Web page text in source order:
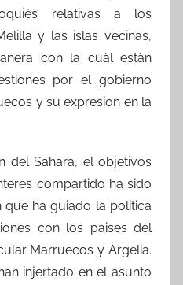
relativas a los
y las islas vecinas,
con la cuàl estàn
por el gobierno
y su expresion en la
del Sahara, el objetivos
compartido ha sido
ha guiado la politica
con los paises del
Marruecos y Argelia.
injertado en el asunto